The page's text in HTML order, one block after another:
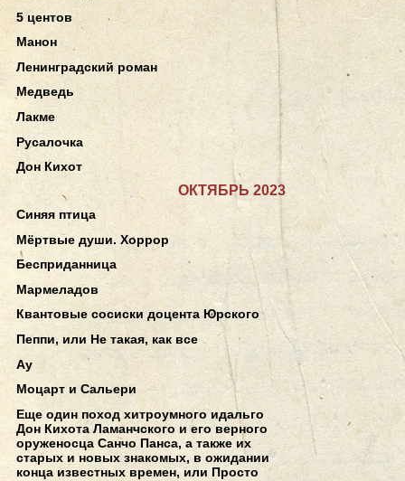
5 центов
Манон
Ленинградский роман
Медведь
Лакме
Русалочка
Дон Кихот
ОКТЯБРЬ 2023
Синяя птица
Мёртвые души. Хоррор
Бесприданница
Мармеладов
Квантовые сосиски доцента Юрского
Пеппи, или Не такая, как все
Ау
Моцарт и Сальери
Еще один поход хитроумного идальго
Дон Кихота Ламанчского и его верного
оруженосца Санчо Панса, а также их
старых и новых знакомых, в ожидании
конца известных времен, или Просто